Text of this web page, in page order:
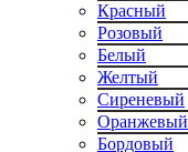
Красный
Розовый
Белый
Желтый
Сиреневый
Оранжевый
Бордовый